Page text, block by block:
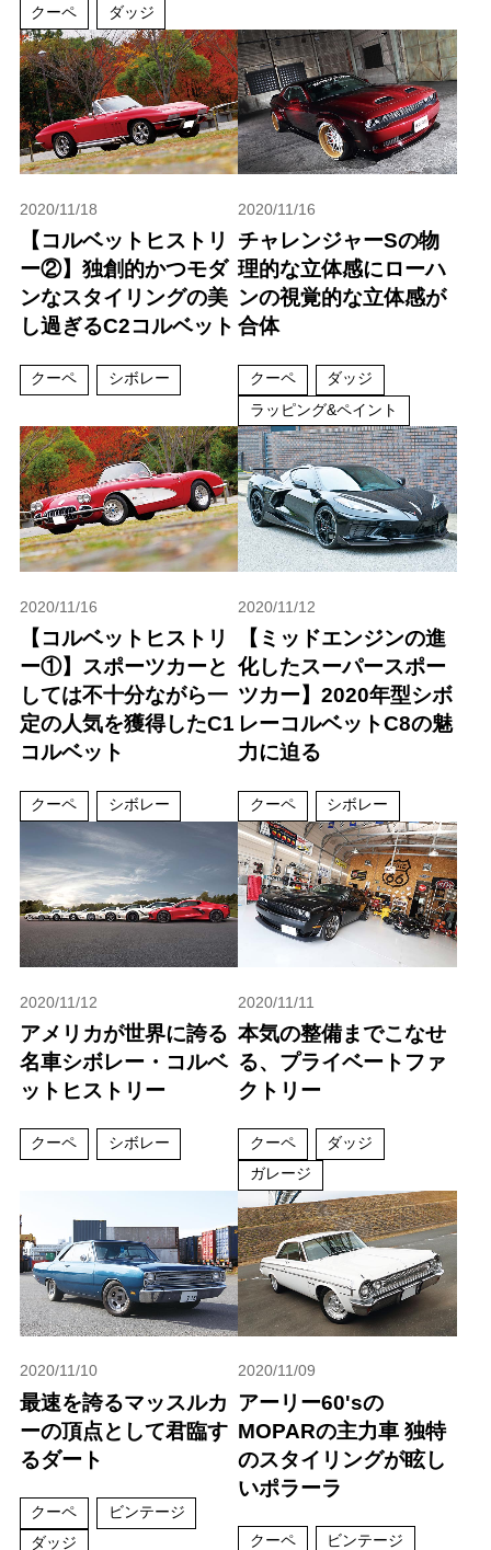
クーペ ダッジ
2020/11/18
【コルベットヒストリ
ー②】独創的かつモダ
ンなスタイリングの美
し過ぎるC2コルベット
クーペ シボレー
2020/11/16
チャレンジャーSの物
理的な立体感にローハ
ンの視覚的な立体感が
合体
クーペ
ダッジ
ラッピング&ペイント
2020/11/16
【コルベットヒストリ
ー①】スポーツカーと
しては不十分ながら一
定の人気を獲得したC1
コルベット
クーペ シボレー
2020/11/12
【ミッドエンジンの進
化したスーパースポー
ツカー】2020年型シボ
レーコルベットC8の魅
力に迫る
クーペ シボレー
2020/11/12
アメリカが世界に誇る
名車シボレー・コルベ
ットヒストリー
クーペ シボレー
2020/11/11
本気の整備までこなせ
る、プライベートファ
クトリー
クーペ
ダッジ
ガレージ
2020/11/10
最速を誇るマッスルカ
ーの頂点として君臨す
るダート
クーペ
ビンテージ
ダッジ
2020/11/09
アーリー60'sの
MOPARの主力車 独特
のスタイリングが眩し
いポラーラ
クーペ ビンテージ